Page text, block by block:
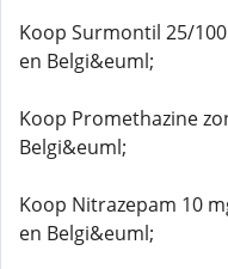
Koop Surmontil 25/
en Belgi&euml;
Koop Promethazine
Belgi&euml;
Koop Nitrazepam 10
en Belgi&euml;